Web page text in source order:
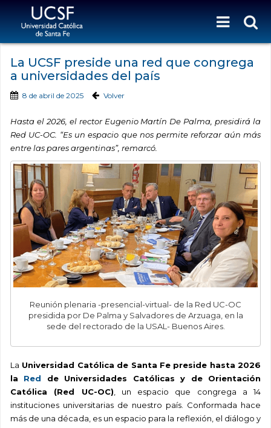
La UCSF preside una red que congrega
a universidades del país
8 de abril de 2025 Volver
Hasta el 2026, el rector Eugenio Martín De Palma, presidirá la
Red UC-OC. “Es un espacio que nos permite reforzar aún más
entre las pares argentinas”, remarcó.
Reunión plenaria -presencial-virtual- de la Red UC-OC
presidida por De Palma y Salvadores de Arzuaga, en la
sede del rectorado de la USAL- Buenos Aires.
La Universidad Católica de Santa Fe preside hasta 2026
la Red de Universidades Católicas y de Orientación
Católica (Red UC-OC) , un espacio que congrega a 14
instituciones universitarias de nuestro país. Conformada hace
más de una década, es un espacio para la reflexión, el diálogo y